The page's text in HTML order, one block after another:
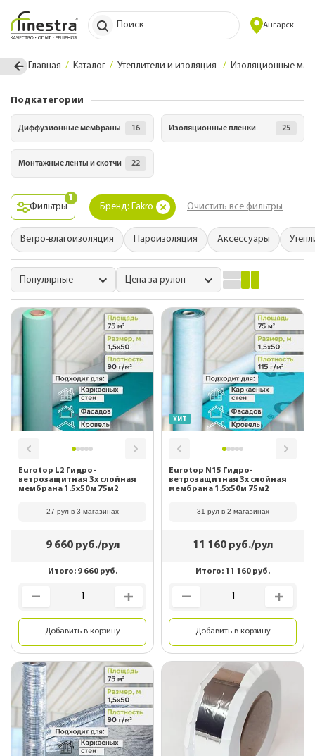
Поиск Ангарск
Главная Каталог Утеплители и изоляция Изоляционные
Подкатегории
Диффузионные мембраны 16 Изоляционные пленки 25
Монтажные ленты и скотчи 22
Фильтры
1
Бренд: Fakro
Очистить все фильтры
Ветро-влагоизоляция Пароизоляция Аксессуары
Популярные Цена за рулон
Eurotop L2 Гидро-
ветрозащитная 3х слойная
мембрана 1.5x50м 75м2
27 рул в 3 магазинах
9 660руб./рул
Итого: 9 660руб.
Добавить в корзину
ХИТ
Eurotop N15 Гидро-
ветрозащитная 3х слойная
мембрана 1.5x50м 75м2
31 рул в 2 магазинах
11 160 руб./рул
Итого: 11 160 руб.
Добавить в корзину